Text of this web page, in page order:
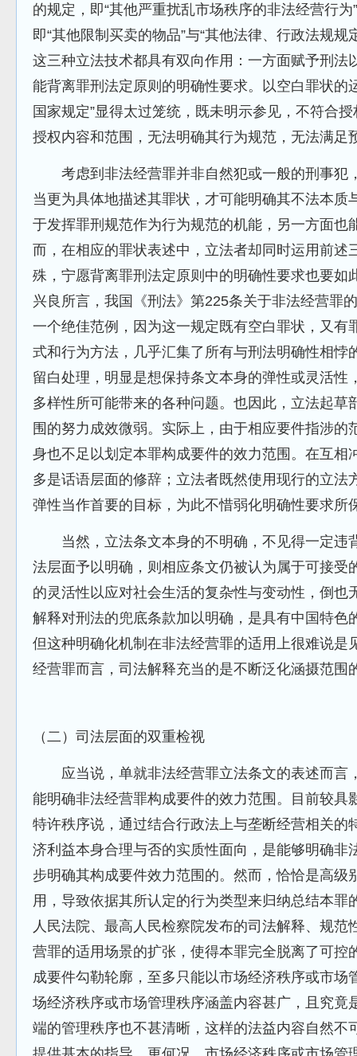
的规定，即“其他严重扰乱市场秩序的非法经营行
即“其他限制买卖的物品”与“其他法律、行政法规
这三种立法技术都具有双向作用：一方面赋予刑法
能背离罪刑法定原则的明确性要求。以空白罪状的
国家规定”显得太过笼统，既未明示参见，不符合
授权内容和范围，无法明确其行为规范，无法满足
考虑到非法经营罪并非自然犯或一般的刑事犯
当更为具体地描述其罪状，才可能明确其不法本质
于发挥罪刑规范作为行为规范的机能，另一方面也
而，在相应的罪状表述中，立法者却同时运用前述
殊，宁愿背离罪刑法定原则中的明确性要求也要如
兴良所言，我国《刑法》第225条关于非法经营罪
一个绝佳范例，因为这一规定既有空白罪状，又有
式和行为方法，几乎汇集了所有与刑法明确性相悖
留白处理，明显是想保持条文本身的弹性或灵活性
多样性所可能带来的各种问题。也因此，立法起草
围的努力成效微弱。实际上，由于相应要件指涉的
身也不足以划定本罪构成要件的效力范围。在互相
多是话语层面的修辞；立法者既然使用现行的立法
弹性当作首要的目标，为此不惜弱化明确性要求所
当然，立法条文本身的不明确，不见得一定违
法层面予以明确，则相应条文仍被认为属于可接受
的灵活性以应对社会生活的复杂性与变动性，倒也
解释对刑法的兜底条款加以明确，是具有中国特色
但这种明确化机制在非法经营罪的适用上很难说是
经营罪而言，司法解释充当的是不断泛化涵摄范围
（二）司法层面的双重检视
应当说，单就非法经营罪立法条文的表述而言
能明确非法经营罪构成要件的效力范围。目前较具
特许秩序说，通过结合行政法上与垄断经营相关的
济利益本身合理与否的实质性面向，是能够明确非
步明确其构成要件效力范围的。然而，恰恰是高级
用，导致依据其所认定的行为类型来归纳总结本罪
人民法院、最高人民检察院发布的司法解释、规范
营罪的适用场景的扩张，使得本罪完全脱离了可控
成要件勾勒轮廓，至多只能以市场经济秩序或市场
场经济秩序或市场管理秩序涵盖内容甚广，且究竟
端的管理秩序也不甚清晰，这样的法益内容自然不